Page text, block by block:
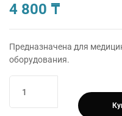
4 800 ₸
Предназначена для
оборудования.
товара
Бумага